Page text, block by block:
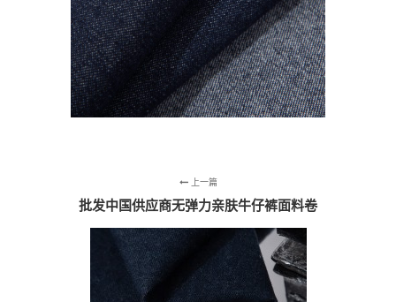
上一篇
批发中国供应商无弹力亲肤牛仔裤面料卷